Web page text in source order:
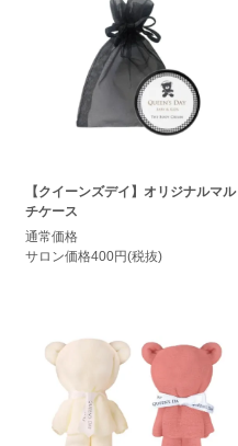
【クイーンズデイ】オリジナルマル
チケース
通常価格
サロン価格400円(税抜)